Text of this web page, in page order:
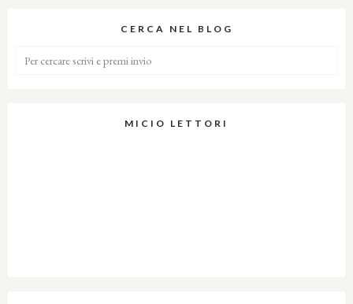
CERCA NEL BLOG
MICIO LETTORI